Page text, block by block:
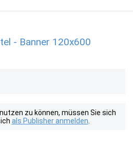
- Banner 120x600
zu können, müssen Sie sich
als Publisher anmelden